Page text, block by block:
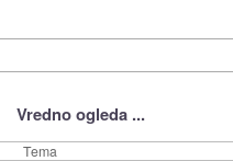
Vredno ogleda ...
Tema